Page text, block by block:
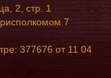
2, стр. 1
7
377676 от 11 04